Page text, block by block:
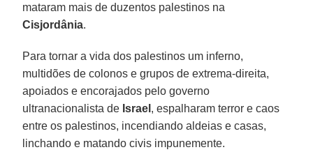
mataram mais de duzentos palestinos na
Cisjordânia.
Para tornar a vida dos palestinos um inferno,
multidões de colonos e grupos de extrema-direita,
apoiados e encorajados pelo governo
ultranacionalista de Israel , espalharam terror e caos
entre os palestinos, incendiando aldeias e casas,
linchando e matando civis impunemente.